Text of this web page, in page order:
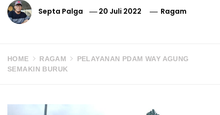
Septa Palga 20 Juli 2022 Ragam
HOME RAGAM
PELAYANAN PDAM WAY AGUNG
SEMAKIN BURUK